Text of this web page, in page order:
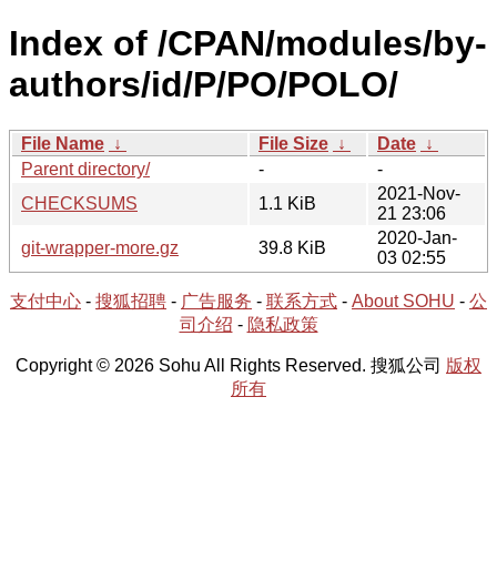
Index of /CPAN/modules/by-
authors/id/P/PO/POLO/
File Name ↓ File Size ↓ Date ↓
Parent directory/
-
-
CHECKSUMS
1.1 KiB
2021-Nov-
21 23:06
git-wrapper-more.gz
39.8 KiB
2020-Jan-
03 02:55
支付中心 - 搜狐招聘 - 广告服务 - 联系方式 - About SOHU - 公
司介绍 - 隐私政策
Copyright © 2026 Sohu All Rights Reserved. 搜狐公司 版权
所有